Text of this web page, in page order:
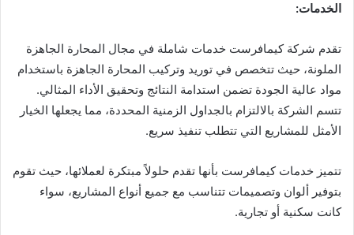
الخدمات:
تقدم شركة كيمافرست خدمات شاملة في مجال المحارة الجاهزة
الملونة، حيث تتخصص في توريد وتركيب المحارة الجاهزة باستخدام
مواد عالية الجودة تضمن استدامة النتائج وتحقيق الأداء المثالي.
تتسم الشركة بالالتزام بالجداول الزمنية المحددة، مما يجعلها الخيار
الأمثل للمشاريع التي تتطلب تنفيذ سريع.
تتميز خدمات كيمافرست بأنها تقدم حلولاً مبتكرة لعملائها، حيث تقوم
بتوفير ألوان وتصميمات تتناسب مع جميع أنواع المشاريع، سواء
كانت سكنية أو تجارية.